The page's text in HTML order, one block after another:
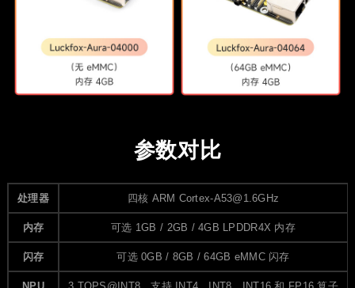
参数对比
处理器 四核 ARM Cortex-A53@1.6GHz
内存 可选 1GB / 2GB / 4GB LPDDR4X 内存
闪存 可选 0GB / 8GB / 64GB eMMC 闪存